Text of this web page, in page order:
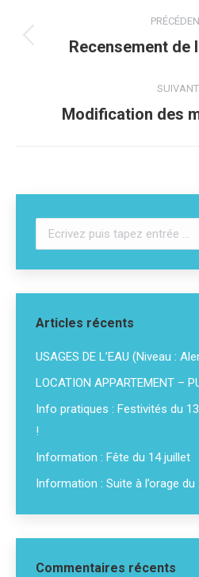
Recensement de
SUIVANT
Modification des
Articles récents
USAGES DE L’EAU (Niveau :
LOCATION APPARTEMENT –
Info pratiques : Festivités du
!
Information : Fête du 14 juillet
Information : Suite à l’orage du
Commentaires récents